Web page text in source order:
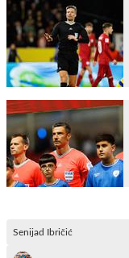
Senijad Ibričić